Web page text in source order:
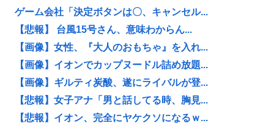
ゲーム会社「決定ボタンは〇、キャンセル...
【悲報】 台風15号さん、意味わからん...
【画像】女性、『大人のおもちゃ』を入れ...
【画像】イオンでカップヌードル詰め放題...
【画像】ギルティ炭酸、遂にライバルが登...
【悲報】女子アナ「男と話してる時、胸見...
【悲報】イオン、完全にヤケクソになるｗ...